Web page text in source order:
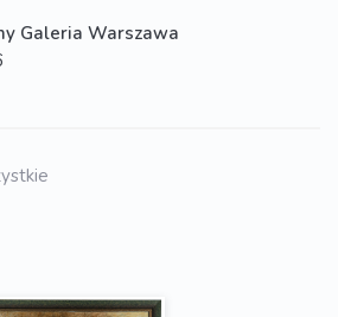
Galeria Warszawa